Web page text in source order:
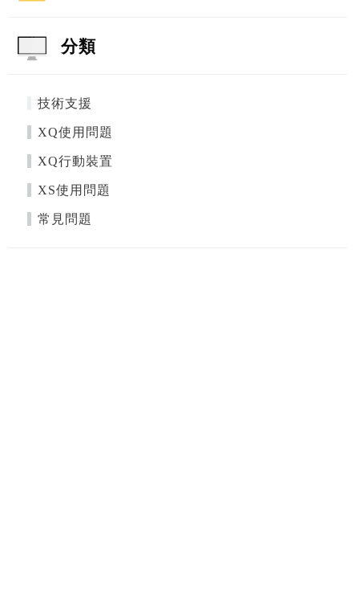
分類
技術支援
XQ使用問題
XQ行動裝置
XS使用問題
常見問題